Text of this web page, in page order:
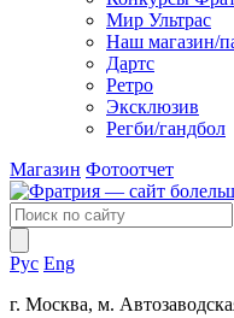
Мир Ультрас
Наш магазин/
Дартс
Ретро
Эксклюзив
Регби/гандбол
Магазин Фотоотчет
Рус Eng
г. Москва, м.